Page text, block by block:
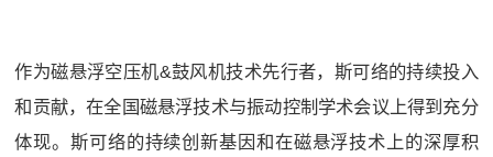
作为磁悬浮空压机&鼓风机技术先行者，斯可络的持续投入
和贡献，在全国磁悬浮技术与振动控制学术会议上得到充分
体现。斯可络的持续创新基因和在磁悬浮技术上的深厚积